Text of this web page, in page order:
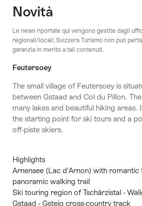
Novità
Le news riportate qui vengono gestite dagli
regionali/locali; Svizzera Turismo non può
garanzia in merito a tali contenuti.
Feutersoey
The small village of Feutersoey is
between Gstaad and Col du Pillon.
many lakes and beautiful hiking areas.
the starting point for ski tours and a
off-piste skiers.
Highlights
Arnensee (Lac d'Arnon) with romantic
panoramic walking trail
Ski touring region of Tschärzistal -
Gstaad - Gsteig cross-country track